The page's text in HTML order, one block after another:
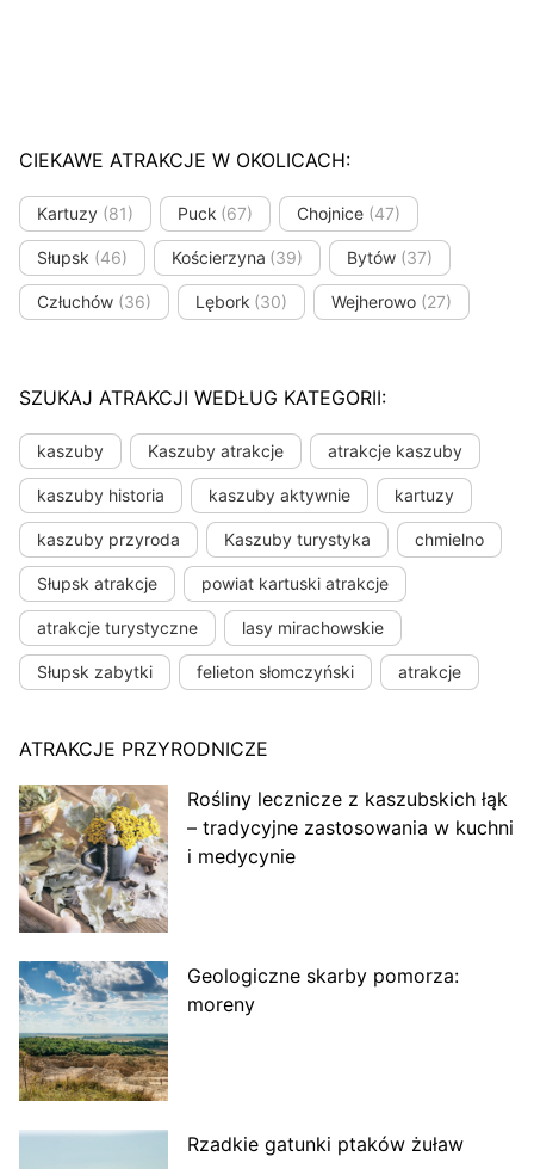
CIEKAWE ATRAKCJE W OKOLICACH:
Kartuzy (81) Puck (67) Chojnice (47)
Słupsk (46) Kościerzyna (39) Bytów (37)
Człuchów (36) Lębork (30) Wejherowo (27)
SZUKAJ ATRAKCJI WEDŁUG KATEGORII:
kaszuby Kaszuby atrakcje atrakcje kaszuby
kaszuby historia kaszuby aktywnie kartuzy
kaszuby przyroda Kaszuby turystyka chmielno
Słupsk atrakcje powiat kartuski atrakcje
atrakcje turystyczne lasy mirachowskie
Słupsk zabytki felieton słomczyński atrakcje
ATRAKCJE PRZYRODNICZE
Rośliny lecznicze z kaszubskich łąk
– tradycyjne zastosowania w kuchni
i medycynie
Geologiczne skarby pomorza:
moreny
Rzadkie gatunki ptaków żuław